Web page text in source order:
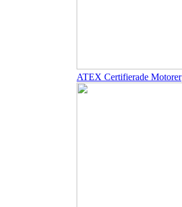
ATEX Certifierade Motorer